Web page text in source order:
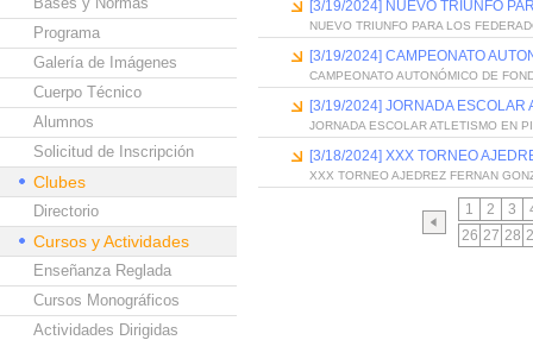
Programa
Galería de Imágenes
Cuerpo Técnico
Alumnos
Solicitud de Inscripción
Clubes
Directorio
Cursos y Actividades
Enseñanza Reglada
Cursos Monográficos
Actividades Dirigidas
[3/19/2024] NUEVO TRIUNFO
NUEVO TRIUNFO PARA LOS
[3/19/2024] CAMPEONATO
CAMPEONATO AUTONÓMICO DE
[3/19/2024] JORNADA ESCOLAR
JORNADA ESCOLAR ATLETISMO EN
[3/18/2024] XXX TORNEO
XXX TORNEO AJEDREZ FERNAN
1 2 3
26 27 28